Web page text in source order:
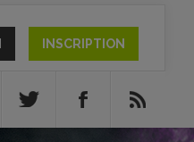
INSCRIPTION